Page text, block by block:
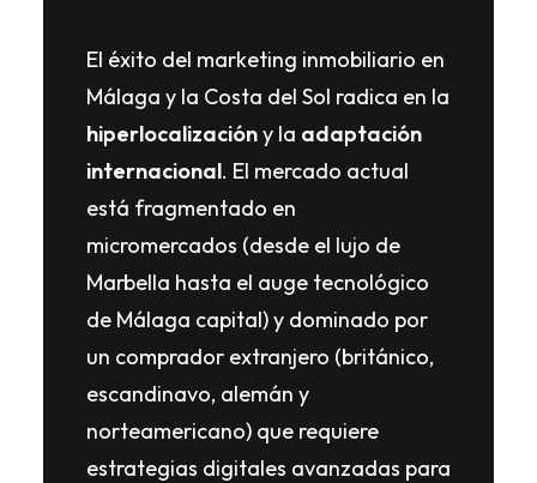
El éxito del marketing inmobiliario en
Málaga y la Costa del Sol radica en la
hiperlocalizacióny la adaptación
internacional. El mercado actual
está fragmentado en
micromercados (desde el lujo de
Marbella hasta el auge tecnológico
de Málaga capital) y dominado por
un comprador extranjero (británico,
escandinavo, alemán y
norteamericano) que requiere
estrategias digitales avanzadas para